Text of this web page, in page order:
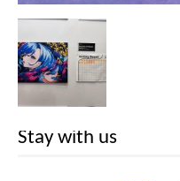
Stay with us